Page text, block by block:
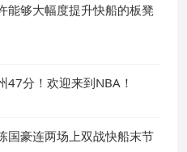
能够大幅度提升快船的板凳
47分！欢迎来到NBA！
国豪连两场上双战快船末节